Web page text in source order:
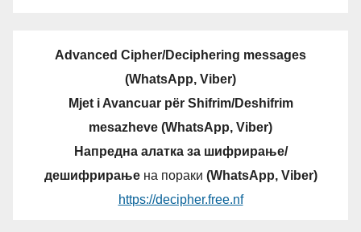
Advanced Cipher/Deciphering messages
(WhatsApp, Viber)
Mjet i Avancuar për Shifrim/Deshifrim
mesazheve (WhatsApp, Viber)
Напредна алатка за шифрирање/
дешифрирањена пораки (WhatsApp, Viber)
https://decipher.free.nf